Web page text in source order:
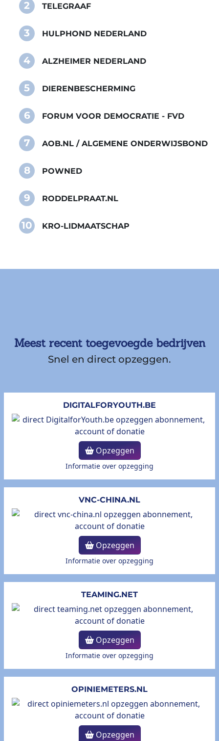
2 TELEGRAAF
3 HULPHOND NEDERLAND
4 ALZHEIMER NEDERLAND
5 DIERENBESCHERMING
6 FORUM VOOR DEMOCRATIE - FVD
7 AOB.NL / ALGEMENE ONDERWIJSBOND
8 POWNED
9 RODDELPRAAT.NL
10 KRO-LIDMAATSCHAP
Meest recent toegevoegde bedrijven
Snel en direct opzeggen.
DIGITALFORYOUTH.BE
Opzeggen
Informatie over opzegging
VNC-CHINA.NL
Opzeggen
Informatie over opzegging
TEAMING.NET
Opzeggen
Informatie over opzegging
OPINIEMETERS.NL
Opzeggen